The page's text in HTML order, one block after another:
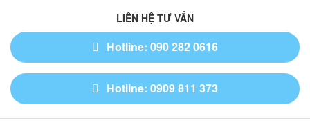
LIÊN HỆ TƯ VẤN
Hotline: 090 282 0616
Hotline: 0909 811 373